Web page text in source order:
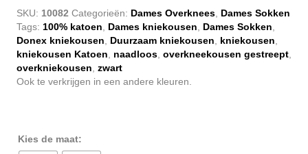
prijs
was:
€ 18,95.
prijs
is:
€ 15,95.
SKU: 10082 Categorieën: Dames Overknees, Dames Sokken
Tags: 100% katoen, Dames kniekousen, Dames Sokken,
Donex kniekousen, Duurzaam kniekousen, kniekousen,
kniekousen Katoen, naadloos, overkneekousen gestreept,
overkniekousen, zwart
Ook te verkrijgen in een andere kleuren.
Kies de maat: